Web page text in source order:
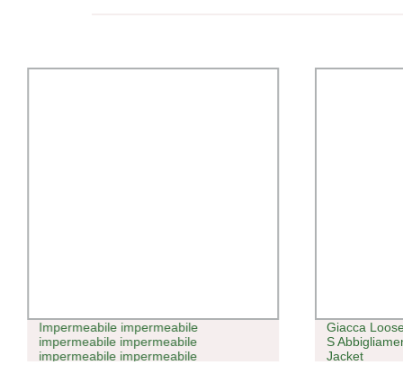
Impermeabile impermeabile
impermeabile impermeabile
impermeabile impermeabile
Giacca
S
Jacket